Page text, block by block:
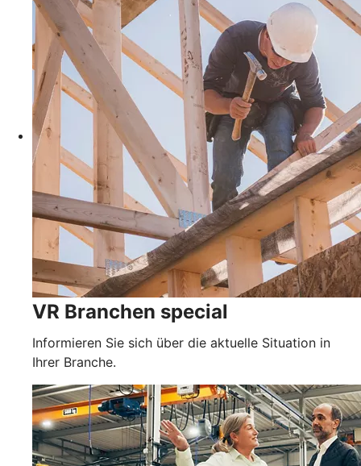
VR Branchen special
Informieren Sie sich über die aktuelle Situation in
Ihrer Branche.